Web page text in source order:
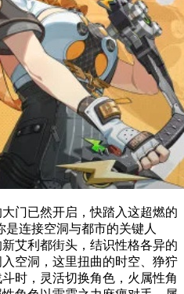
大门已然开启，快踏入这超燃的
连接空洞与都市的关键人
艾利都街头，结识性格各异的
空洞，这里扭曲的时空、狰狞
时，灵活切换角色，火属性角